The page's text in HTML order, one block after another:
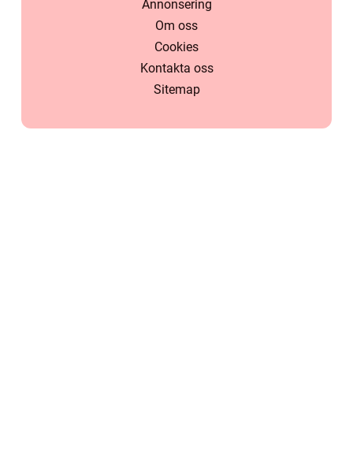
Annonsering
Om oss
Cookies
Kontakta oss
Sitemap